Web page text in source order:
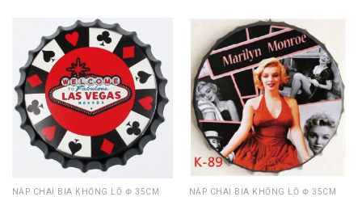
NẮP CHAI BIA KHỔNG LỒ Փ 35CM NẮP CHAI BIA KHỔNG LỒ Փ 35CM